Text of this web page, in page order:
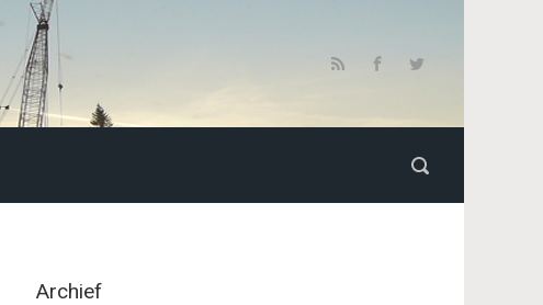
Archief